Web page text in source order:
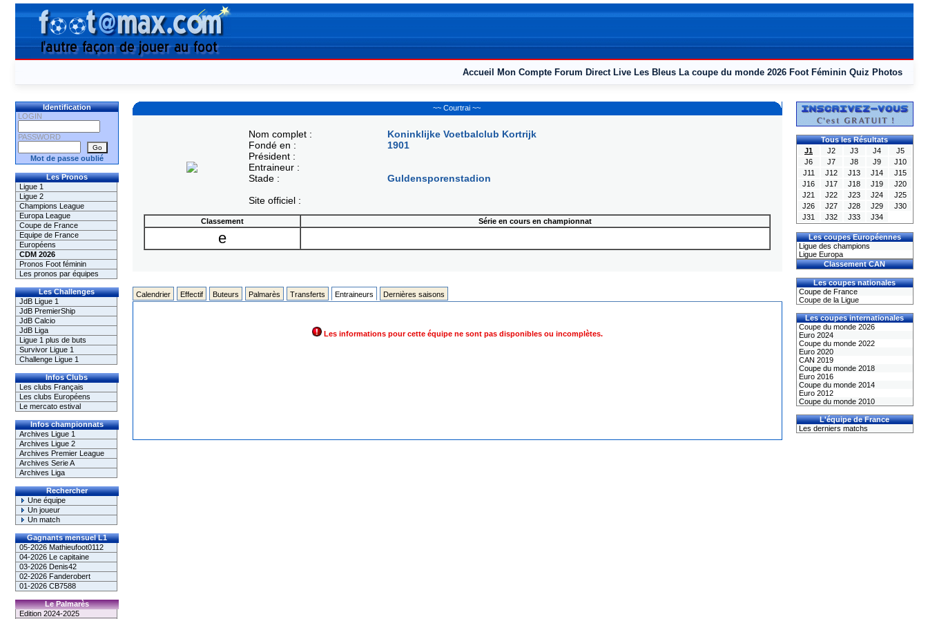
Accueil Mon Compte Forum Direct Live Les Bleus La coupe du monde 2026 Foot Féminin Quiz Photos
Identification
LOGIN
PASSWORD
Mot de passe oublié
Les Pronos
Ligue 1
Ligue 2
Champions League
Europa League
Coupe de France
Equipe de France
Européens
CDM 2026
Pronos Foot féminin
Les pronos par équipes
Les Challenges
JdB Ligue 1
JdB PremierShip
JdB Calcio
JdB Liga
Ligue 1 plus de buts
Survivor Ligue 1
Challenge Ligue 1
Infos Clubs
Les clubs Français
Les clubs Européens
Le mercato estival
Infos championnats
Archives Ligue 1
Archives Ligue 2
Archives Premier League
Archives Serie A
Archives Liga
Rechercher
Une équipe
Un joueur
Un match
Gagnants mensuel L1
05-2026 Mathieufoot0112
04-2026 Le capitaine
03-2026 Denis42
02-2026 Fanderobert
01-2026 CB7588
Le Palmarès
Edition 2024-2025
~~ Courtrai ~~
Nom complet :
Fondé en :
Président :
Entraineur :
Stade :
Site officiel :
Koninklijke Voetbalclub Kortrijk
1901
Guldensporenstadion
Classement Série en cours en championnat
e
Calendrier Effectif Buteurs Palmarès Transferts Entraineurs Dernières saisons
Les informations pour cette équipe ne sont pas disponibles ou incomplètes.
Tous les Résultats
J1
J2 J3 J4
J5
J6
J7 J8 J9
J10
J11
J12 J13 J14
J15
J16
J17 J18 J19
J20
J21
J22 J23 J24
J25
J26
J27 J28 J29
J30
J31
J32 J33 J34
Les coupes Européennes
Ligue des champions
Ligue Europa
Classement CAN
Les coupes nationales
Coupe de France
Coupe de la Ligue
Les coupes internationales
Coupe du monde 2026
Euro 2024
Coupe du monde 2022
Euro 2020
CAN 2019
Coupe du monde 2018
Euro 2016
Coupe du monde 2014
Euro 2012
Coupe du monde 2010
L'équipe de France
Les derniers matchs